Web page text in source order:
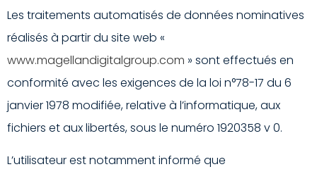
Les traitements automatisés de données nominatives
réalisés à partir du site web «
www.magellandigitalgroup.com » sont effectués en
conformité avec les exigences de la loi n°78-17 du 6
janvier 1978 modifiée, relative à l’informatique, aux
fichiers et aux libertés, sous le numéro 1920358 v 0.
L’utilisateur est notamment informé que